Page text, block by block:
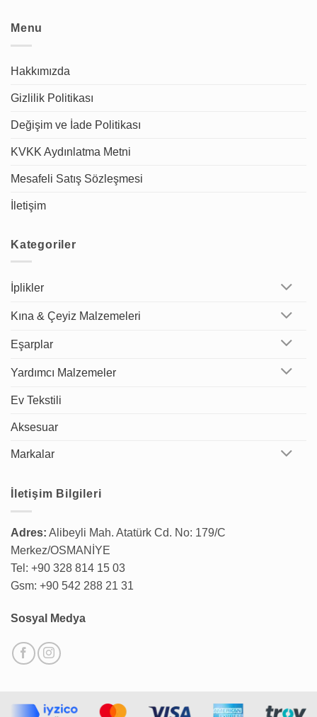
Menu
Hakkımızda
Gizlilik Politikası
Değişim ve İade Politikası
KVKK Aydınlatma Metni
Mesafeli Satış Sözleşmesi
İletişim
Kategoriler
İplikler
Kına & Çeyiz Malzemeleri
Eşarplar
Yardımcı Malzemeler
Ev Tekstili
Aksesuar
Markalar
İletişim Bilgileri
Adres: Alibeyli Mah. Atatürk Cd. No: 179/C
Merkez/OSMANİYE
Tel: +90 328 814 15 03
Gsm: +90 542 288 21 31
Sosyal Medya